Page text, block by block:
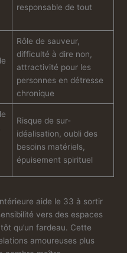
responsable de tout
Rôle de sauveur,
difficulté à dire non,
attractivité pour les
personnes en détresse
chronique
Risque de sur-
idéalisation, oubli des
besoins matériels,
épuisement spirituel
aide le 33 à sortir
vers des espaces
qu’un fardeau. Cette
amoureuses plus